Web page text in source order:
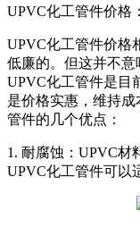
UPVC化工管件价格
UPVC化工管件价格
低廉的。但这并不意
UPVC化工管件是目
是价格实惠，维持
管件的几个优点：
1. 耐腐蚀：UPVC材
UPVC化工管件可以